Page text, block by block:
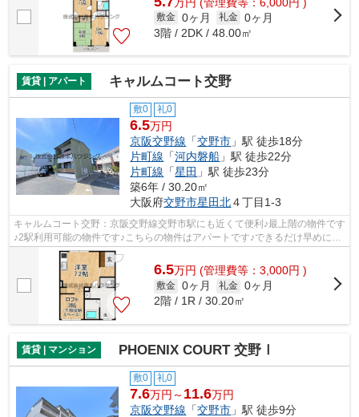
敷金 0ヶ月 礼金 0ヶ月
3階 / 2DK / 48.00㎡
賃貸 | アパート キャルムコート交野
敷0 礼0
6.5万円
京阪交野線 「交野市 」駅 徒歩18分
片町線 「河内磐船 」駅 徒歩22分
片町線 「星田 」駅 徒歩23分
築6年 / 30.20㎡
大阪府交野市星田北４丁目1-3
キャルムコート交野：京阪交野線交野市駅にも近くて便利♪最上階の物件です
♪2駅利用可能の物件です♪こちらの物件はアパートです♪できるだけ早めに不
動産情報を集めたい方は当社スタッフ...
6.5万円 (管理費等：3,000円 )
敷金 0ヶ月 礼金 0ヶ月
2階 / 1R / 30.20㎡
賃貸 | マンション PHOENIX COURT 交野Ⅰ
敷0 礼0
7.6万円～ 11.6万円
京阪交野線 「交野市 」駅 徒歩9分